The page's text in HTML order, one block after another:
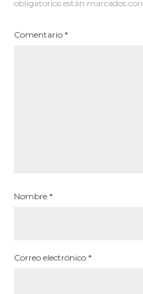
obligatorios están marcados con
Comentario *
Nombre *
Correo electrónico *